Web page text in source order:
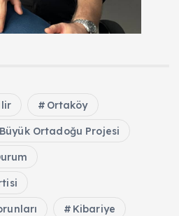
Ortaköy
Büyük Ortadoğu Projesi
Kibariye